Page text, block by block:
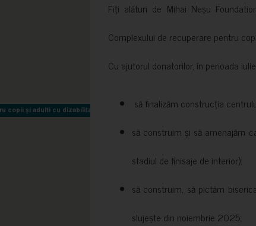
copii și adulti cu dizabilitati neuromotorii Sfântul Nectarie
copii și adulti cu dizabilitati neuromotorii Sfântul Nectarie
Fiți alături de Mihai Neșu
Complexului de recuperare pentru
Cu ajutorul donatorilor, în perioada
să finalizăm construcția
să construim și să amenajăm
stadiul de finisaje de interior);
să construim, să pictăm
slujește din noiembrie 2025;